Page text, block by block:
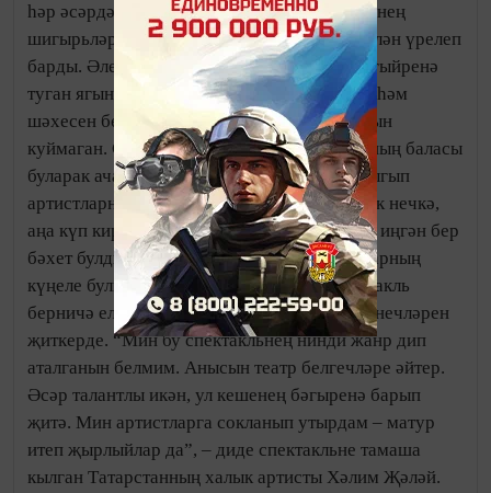
һәр әсәрдән мини-спектакль ясап, шагыйрьнең
шигырьләрен укыды. Шигърият җырлар белән үрелеп
барды. Әлеге шигъри спектакль – татар шагыйренә
туган ягының карашы. Ул шагыйрь иҗатын һәм
шәхесен бөтен тулылыгы белән ачу максатын
куймаган. Спектакль шагыйрьне туган ягының баласы
буларак ача. Соңыннан шагыйрь сәхнәгә чыгып
артистларны котлады: “Шагыйрь күңеле бик нечкә,
аңа күп кирәкми. Бу спектакль миңа күктән иңгән бер
бәхет булды. Бер-ике уйнарлар да, артистларның
күңеле булгач, туктарлар дигән идем, спектакль
берничә ел репертуарда”, – дип үзенең сөенечләрен
җиткерде. “Мин бу спектакльнең нинди жанр дип
аталганын белмим. Анысын театр белгечләре әйтер.
Әсәр талантлы икән, ул кешенең бәгыренә барып
җитә. Мин артистларга сокланып утырдам – матур
итеп җырлыйлар да”, – диде спектакльне тамаша
кылган Татарстанның халык артисты Хәлим Җәләй.